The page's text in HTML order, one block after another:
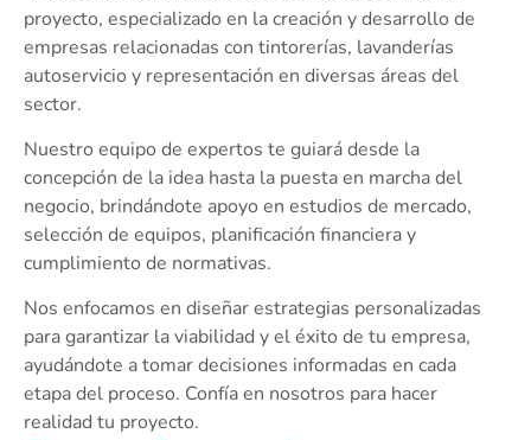
proyecto, especializado en la creación y desarrollo de
empresas relacionadas con tintorerías, lavanderías
autoservicio y representación en diversas áreas del
sector.
Nuestro equipo de expertos te guiará desde la
concepción de la idea hasta la puesta en marcha del
negocio, brindándote apoyo en estudios de mercado,
selección de equipos, planificación financiera y
cumplimiento de normativas.
Nos enfocamos en diseñar estrategias personalizadas
para garantizar la viabilidad y el éxito de tu empresa,
ayudándote a tomar decisiones informadas en cada
etapa del proceso. Confía en nosotros para hacer
realidad tu proyecto.